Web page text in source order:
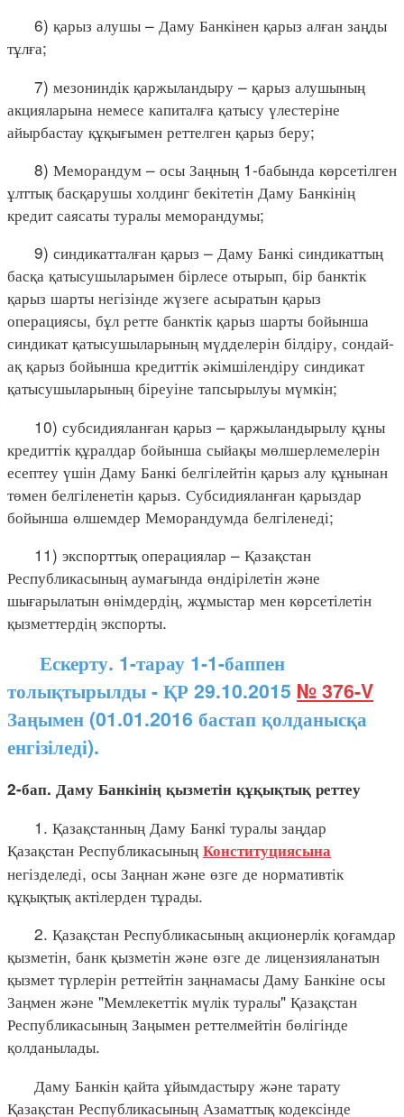
6) қарыз алушы – Даму Банкінен қарыз алған заңды
тұлға;
7) мезониндік қаржыландыру – қарыз алушының
акцияларына немесе капиталға қатысу үлестеріне
айырбастау құқығымен реттелген қарыз беру;
8) Меморандум – осы Заңның 1-бабында көрсетілген
ұлттық басқарушы холдинг бекітетін Даму Банкінің
кредит саясаты туралы меморандумы;
9) синдикатталған қарыз – Даму Банкі синдикаттың
басқа қатысушыларымен бірлесе отырып, бір банктік
қарыз шарты негізінде жүзеге асыратын қарыз
операциясы, бұл ретте банктік қарыз шарты бойынша
синдикат қатысушыларының мүдделерін білдіру, сондай-
ақ қарыз бойынша кредиттік әкімшілендіру синдикат
қатысушыларының біреуіне тапсырылуы мүмкін;
10) субсидияланған қарыз – қаржыландырылу құны
кредиттік құралдар бойынша сыйақы мөлшерлемелерін
есептеу үшін Даму Банкі белгілейтін қарыз алу құнынан
төмен белгіленетін қарыз. Субсидияланған қарыздар
бойынша өлшемдер Меморандумда белгіленеді;
11) экспорттық операциялар – Қазақстан
Республикасының аумағында өндірілетін және
шығарылатын өнімдердің, жұмыстар мен көрсетілетін
қызметтердің экспорты.
Ескерту. 1-тарау 1-1-баппен
толықтырылды - ҚР 29.10.2015 № 376-V
Заңымен (01.01.2016 бастап қолданысқа
енгізіледі).
2-бап. Даму Банкінің қызметін құқықтық реттеу
1. Қазақстанның Даму Банкi туралы заңдар
Қазақстан Республикасының Конституциясына
негізделеді, осы Заңнан және өзге де нормативтік
құқықтық актілерден тұрады.
2. Қазақстан Республикасының акционерлік қоғамдар
қызметін, банк қызметін және өзге де лицензияланатын
қызмет түрлерін реттейтін заңнамасы Даму Банкіне осы
Заңмен және "Мемлекеттік мүлік туралы" Қазақстан
Республикасының Заңымен реттелмейтін бөлігінде
қолданылады.
Даму Банкін қайта ұйымдастыру және тарату
Қазақстан Республикасының Азаматтық кодексінде